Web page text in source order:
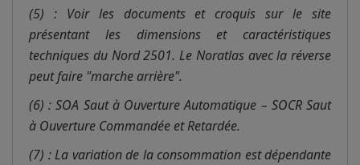
(5) : Voir les documents et croquis sur le site
présentant les dimensions et caractéristiques
techniques du Nord 2501. Le Noratlas avec la réverse
peut faire "marche arrière".
(6) : SOA Saut à Ouverture Automatique – SOCR Saut
à Ouverture Commandée et Retardée.
(7) : La variation de la consommation est dépendante